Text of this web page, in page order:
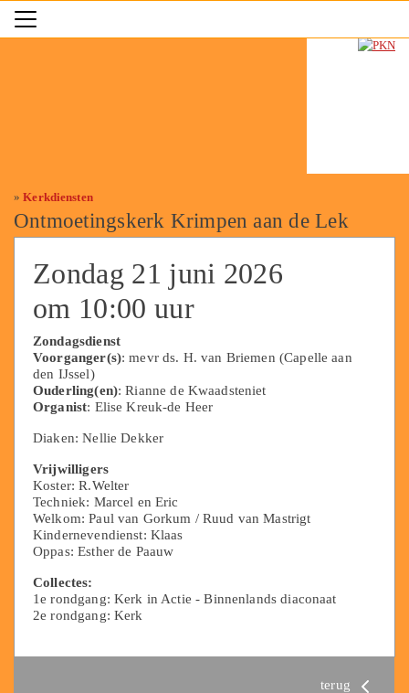
»Kerkdiensten
Ontmoetingskerk Krimpen aan de Lek
Zondag 21 juni 2026
om 10:00 uur
Zondagsdienst
Voorganger(s): mevr ds. H. van Briemen (Capelle aan
den IJssel)
Ouderling(en): Rianne de Kwaadsteniet
Organist: Elise Kreuk-de Heer
Diaken: Nellie Dekker
Vrijwilligers
Koster: R.Welter
Techniek: Marcel en Eric
Welkom: Paul van Gorkum / Ruud van Mastrigt
Kindernevendienst: Klaas
Oppas: Esther de Paauw
Collectes:
1e rondgang: Kerk in Actie - Binnenlands diaconaat
2e rondgang: Kerk
terug